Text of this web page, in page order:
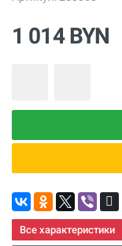
1 014 BYN
Все характеристики